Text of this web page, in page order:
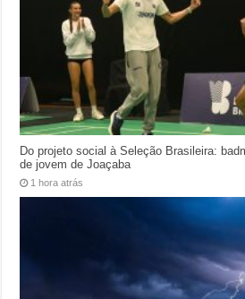
Do projeto social à Seleção Brasileira:
de jovem de Joaçaba
1 hora atrás